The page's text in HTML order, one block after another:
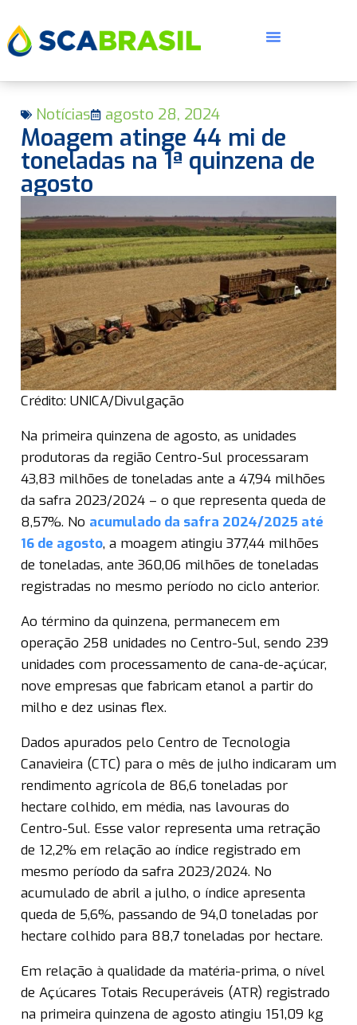
Notícias agosto 28, 2024
Moagem atinge 44 mi de
toneladas na 1ª quinzena de
agosto
Crédito: UNICA/Divulgação
Na primeira quinzena de agosto, as unidades
produtoras da região Centro-Sul processaram
43,83 milhões de toneladas ante a 47,94 milhões
da safra 2023/2024 – o que representa queda de
8,57%. No acumulado da safra 2024/2025 até
16 de agosto, a moagem atingiu 377,44 milhões
de toneladas, ante 360,06 milhões de toneladas
registradas no mesmo período no ciclo anterior.
Ao término da quinzena, permanecem em
operação 258 unidades no Centro-Sul, sendo 239
unidades com processamento de cana-de-açúcar,
nove empresas que fabricam etanol a partir do
milho e dez usinas flex.
Dados apurados pelo Centro de Tecnologia
Canavieira (CTC) para o mês de julho indicaram um
rendimento agrícola de 86,6 toneladas por
hectare colhido, em média, nas lavouras do
Centro-Sul. Esse valor representa uma retração
de 12,2% em relação ao índice registrado em
mesmo período da safra 2023/2024. No
acumulado de abril a julho, o índice apresenta
queda de 5,6%, passando de 94,0 toneladas por
hectare colhido para 88,7 toneladas por hectare.
Em relação à qualidade da matéria-prima, o nível
de Açúcares Totais Recuperáveis (ATR) registrado
na primeira quinzena de agosto atingiu 151,09 kg